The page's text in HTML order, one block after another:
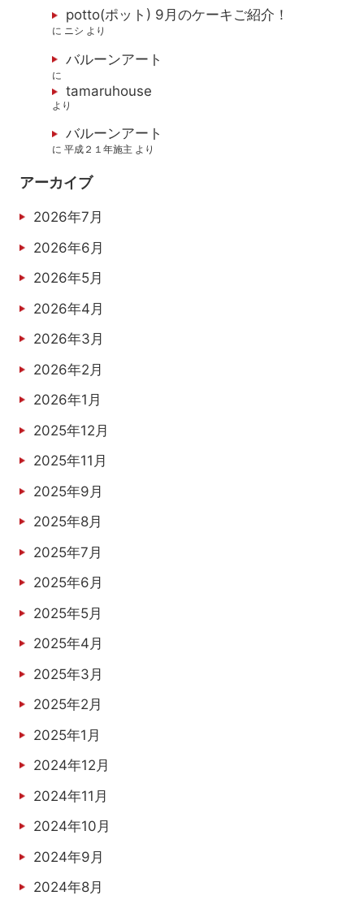
potto(ポット) 9月のケーキご紹介！
に ニシ より
バルーンアート
に
tamaruhouse
より
バルーンアート
に平成２１年施主 より
アーカイブ
2026年7月
2026年6月
2026年5月
2026年4月
2026年3月
2026年2月
2026年1月
2025年12月
2025年11月
2025年9月
2025年8月
2025年7月
2025年6月
2025年5月
2025年4月
2025年3月
2025年2月
2025年1月
2024年12月
2024年11月
2024年10月
2024年9月
2024年8月